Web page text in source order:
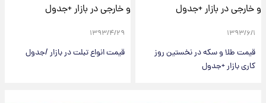
۱۳۹۳/۶/۱
قیمت طلا و سکه در نخستین روز
کاری بازار +جدول
۱۳۹۳/۴/۲۹
قیمت انواع تبلت در بازار /جدول